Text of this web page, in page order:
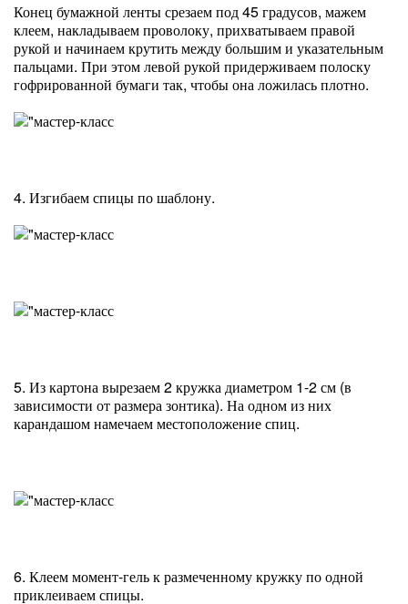
Конец бумажной ленты срезаем под 45 градусов, мажем
клеем, накладываем проволоку, прихватываем правой
рукой и начинаем крутить между большим и указательным
пальцами. При этом левой рукой придерживаем полоску
гофрированной бумаги так, чтобы она ложилась плотно.
4. Изгибаем спицы по шаблону.
5. Из картона вырезаем 2 кружка диаметром 1-2 см (в
зависимости от размера зонтика). На одном из них
карандашом намечаем местоположение спиц.
6. Клеем момент-гель к размеченному кружку по одной
приклеиваем спицы.